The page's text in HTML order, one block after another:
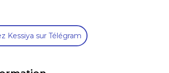
Kessiya sur Télégram